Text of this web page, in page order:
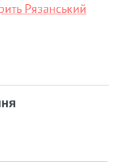
Рязанський